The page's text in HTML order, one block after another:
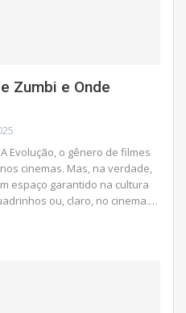
Zumbi e Onde
Evolução, o gênero de filmes
cinemas. Mas, na verdade,
espaço garantido na cultura
ou, claro, no cinema.…